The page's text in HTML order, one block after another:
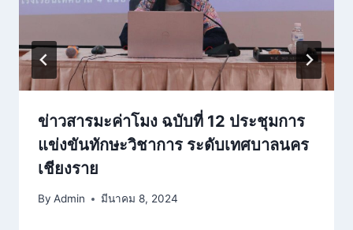
ข่าวสารมะค่าโมง ฉบับที่ 12 ประชุมการ
แข่งขันทักษะวิชาการ ระดับเทศบาลนคร
เชียงราย
By Admin มีนาคม 8, 2024